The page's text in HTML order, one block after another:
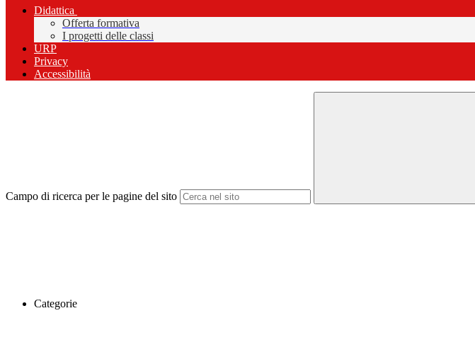
Didattica
Offerta formativa
I progetti delle classi
URP
Privacy
Accessibilità
Campo di ricerca per le pagine del sito
Categorie